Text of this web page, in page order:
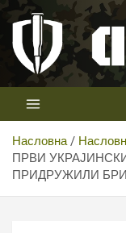
Скип
цонтент
Први војни канал у
Насловна
ПРВИ
ПРИДРУЖИЛИ